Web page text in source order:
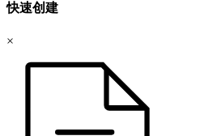
快速创建
×